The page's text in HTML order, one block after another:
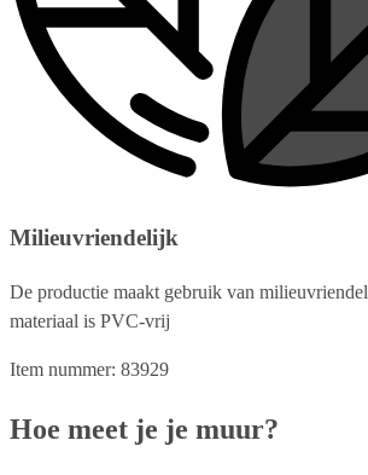
Milieuvriendelijk
De productie maakt gebruik van
materiaal is PVC-vrij
Item nummer: 83929
Hoe meet je je muur?